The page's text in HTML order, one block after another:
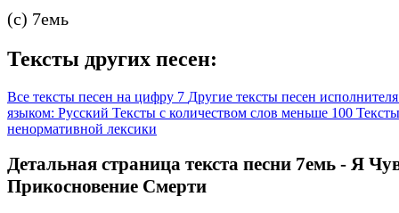
(c) 7емь
Тексты других песен:
Все тексты песен на цифру 7 Другие тексты песен
языком: Русский Тексты с количеством слов меньше 100
ненормативной лексики
Детальная страница текста песни 7емь - Я
Прикосновение Смерти